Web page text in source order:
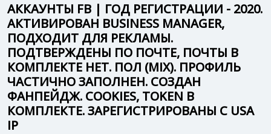
АККАУНТЫ FB | ГОД РЕГИСТРАЦИИ - 2020.
АКТИВИРОВАН BUSINESS MANAGER,
ПОДХОДИТ ДЛЯ РЕКЛАМЫ.
ПОДТВЕРЖДЕНЫ ПО ПОЧТЕ, ПОЧТЫ В
КОМПЛЕКТЕ НЕТ. ПОЛ (MIX). ПРОФИЛЬ
ЧАСТИЧНО ЗАПОЛНЕН. СОЗДАН
ФАНПЕЙДЖ. COOKIES, TOKEN В
КОМПЛЕКТЕ. ЗАРЕГИСТРИРОВАНЫ С USA
IP